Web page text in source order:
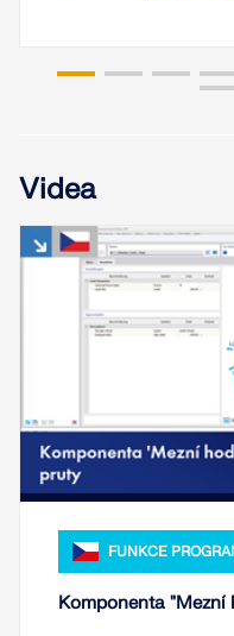
Videa
FUNKCE
Komponenta